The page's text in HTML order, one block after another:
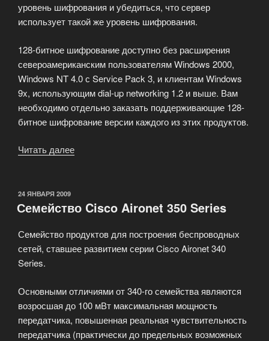
уровень шифрования и убедиться, что сервер
использует такой же уровень шифрования.
128-битное шифрование доступно без расширения
североамериканским пользователям Windows 2000,
Windows NT 4.0 с Service Pack 3, и клиентам Windows
9x, использующим dial-up networking 1.2 и выше. Вам
необходимо отдельно заказать поддерживающие 128-
битное шифрование версии каждого из этих продуктов.
Читать далее
тип
ОПУБЛИКОВАНО
24 ЯНВАРЯ 2009
Семейство Cisco Aironet 350 Series
Семейство продуктов для построения беспроводных
сетей, ставшее развитием серии Cisco Aironet 340
Series.
Основными отличиями от 340-го семейства являются
возросшая до 100 мВт максимальная мощность
передатчика, повышенная реальная чувствительность
передатчика (практически до предельных возможных